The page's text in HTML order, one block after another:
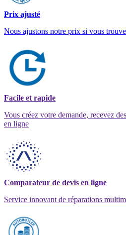
Prix ajusté
Nous ajustons notre prix si vous
Facile et rapide
Vous créez votre demande, recevez
en ligne
Comparateur de devis en ligne
Service innovant de réparations